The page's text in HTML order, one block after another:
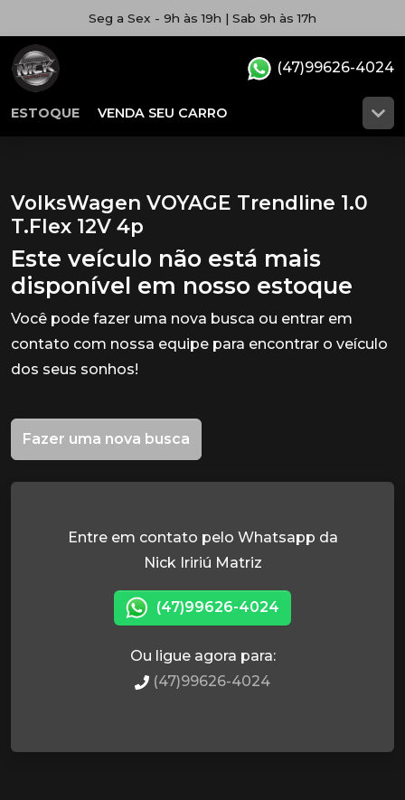
Seg a Sex - 9h às 19h | Sab 9h às 17h
ESTOQUE VENDA SEU CARRO
(47)99626-4024
VolksWagen VOYAGE Trendline 1.0
T.Flex 12V 4p
Este veículo não está mais
disponível em nosso estoque
Você pode fazer uma nova busca ou entrar em
contato com nossa equipe para encontrar o veículo
dos seus sonhos!
Fazer uma nova busca
Entre em contato pelo Whatsapp da
Nick Iririú Matriz
(47)99626-4024
Ou ligue agora para:
(47)99626-4024